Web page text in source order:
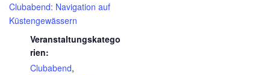
Clubabend: Navigation auf
Küstengewässern
Veranstaltungskatego
rien:
Clubabend,